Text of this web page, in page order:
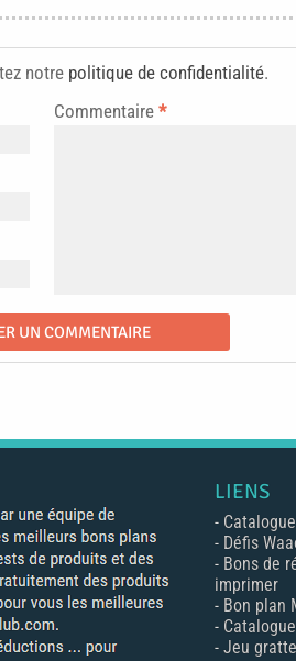
notre politique de confidentialité.
Commentaire *
LIENS
-
- Défis
- Bons de
imprimer
- Bon plan
-
- Jeu